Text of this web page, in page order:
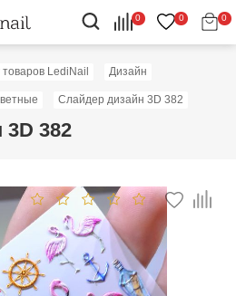
0 0 0
товаров LediNail Дизайн
Слайдер дизайн 3D 382
382